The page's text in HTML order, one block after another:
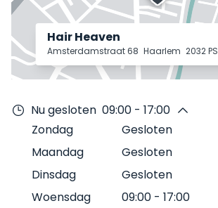
Hair Heaven
Amsterdamstraat 68 Haarlem 2032 PS
Nu gesloten 09:00 - 17:00
Zondag
Gesloten
Maandag
Gesloten
Dinsdag
Gesloten
Woensdag
09:00 - 17:00